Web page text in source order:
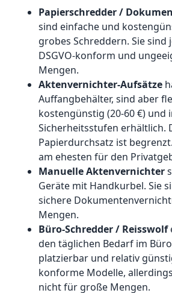
Papierschredder /
sind einfache und
grobes Schreddern. Sie
DSGVO-konform und
Mengen.
Aktenvernichter-Aufsätze
Auffangbehälter, sind aber
kostengünstig (20-60 €) und
Sicherheitsstufen erhältlich.
Papierdurchsatz ist
am ehesten für den
Manuelle Aktenvernichter
Geräte mit Handkurbel. Sie
sichere
Mengen.
Büro-Schredder / Reisswolf
den täglichen Bedarf im
platzierbar und relativ
konforme Modelle,
nicht für große Mengen.